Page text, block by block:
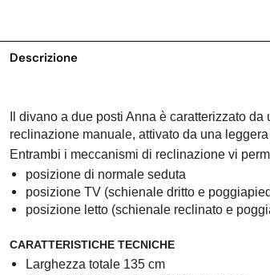
Descrizione
Il divano a due posti Anna è caratterizzato
reclinazione manuale, attivato da una
Entrambi i meccanismi di reclinazione vi
posizione di normale seduta
posizione TV (schienale dritto e
posizione letto (schienale reclinato e
CARATTERISTICHE TECNICHE
Larghezza totale 135 cm